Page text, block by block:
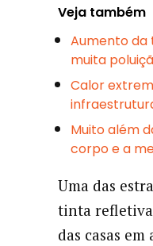
Veja também
Aumento
muita
Calor
Muito além
corpo e a
Uma das
tinta
das casas